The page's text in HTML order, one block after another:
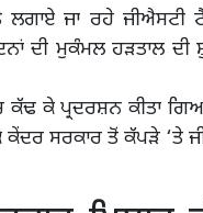
ਜਾ ਰਹੇ ਜੀਐਸਟੀ
ਦੀ ਮੁਕੰਮਲ ਹੜਤਾਲ
ਕੇ ਪ੍ਰਦਰਸ਼ਨ ਕੀਤਾ
ਕੇਂਦਰ ਸਰਕਾਰ ਤੋਂ ਕੱਪੜੇ ‘ਤੇ